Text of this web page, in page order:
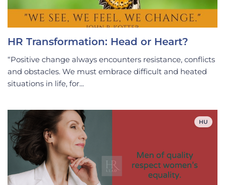
HR Transformation: Head or Heart?
“Positive change always encounters resistance, conflicts
and obstacles. We must embrace difficult and heated
situations in life, for...
HU